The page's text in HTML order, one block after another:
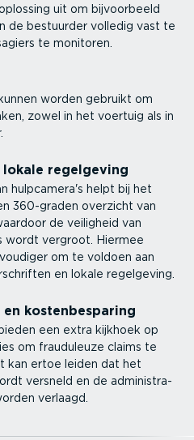
uit om bijvoor­beeld
de bestuurder volledig vast te
te monitoren.
worden gebruikt om
zowel in het voertuig als in
lokale regelgeving
hulpcamera's helpt bij het
360-graden overzicht van
de veiligheid van
wordt vergroot. Hiermee
om te voldoen aan
en lokale regelgeving.
kosten­be­sparing
een extra kijkhoek op
om frauduleuze claims te
kan ertoe leiden dat het
versneld en de admini­stra­
verlaagd.